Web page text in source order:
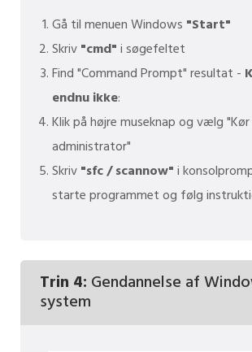
Gå til menuen Windows "Start"
Skriv"cmd"i søgefeltet
Find "Command Prompt" resultat -
endnu ikke:
Klik på højre museknap og vælg
administrator"
Skriv"sfc / scannow"i
starte programmet og følg
Trin 4: Gendannelse af
system